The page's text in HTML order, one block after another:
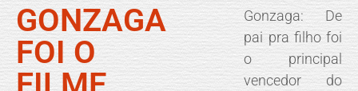
GONZAGA
FOI O
Gonzaga: De
pai pra filho foi
o principal
vencedor do